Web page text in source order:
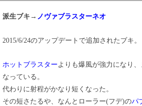
派生ブキ→ ノヴァブラスターネオ
2015/6/24のアップデートで追加されたブキ。
ホットブラスターよりも爆風が強力になり
なっている。
代わりに射程がかなり短くなった。
その短さたるや、なんとローラー(フデ)のパ